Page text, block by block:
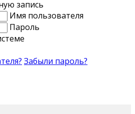
запись
Имя пользователя
Пароль
Забыли пароль?